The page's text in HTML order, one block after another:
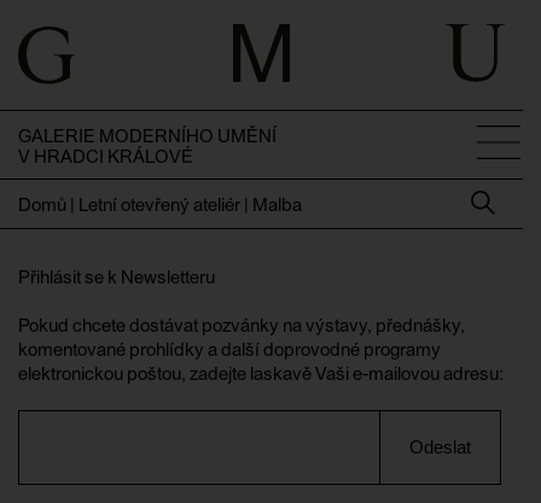
GALERIE MODERNÍHO UMĚNÍ
V HRADCI KRÁLOVÉ
Domů | Letní otevřený ateliér | Malba
Přihlásit se k Newsletteru
Pokud chcete dostávat pozvánky na výstavy, přednášky,
komentované prohlídky a další doprovodné programy
elektronickou poštou, zadejte laskavě Vaši e-mailovou adresu:
Odeslat